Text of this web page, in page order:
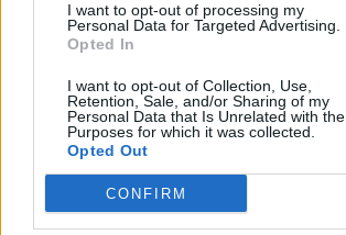
I want to opt-out of processing my
Personal Data for Targeted Advertising.
Opted In
I want to opt-out of Collection, Use,
Retention, Sale, and/or Sharing of my
Personal Data that Is Unrelated with the
Purposes for which it was collected.
Opted Out
CONFIRM